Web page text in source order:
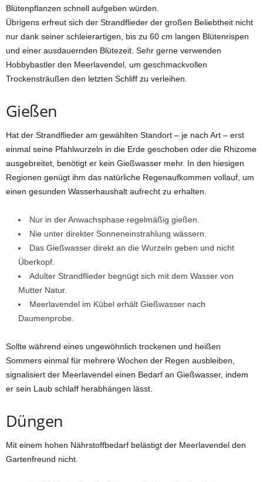
Blütenpflanzen schnell aufgeben würden.
Übrigens erfreut sich der Strandflieder der großen Beliebtheit nicht
nur dank seiner schleierartigen, bis zu 60 cm langen Blütenrispen
und einer ausdauernden Blütezeit. Sehr gerne verwenden
Hobbybastler den Meerlavendel, um geschmackvollen
Trockensträußen den letzten Schliff zu verleihen.
Gießen
Hat der Strandflieder am gewählten Standort – je nach Art – erst
einmal seine Pfahlwurzeln in die Erde geschoben oder die Rhizome
ausgebreitet, benötigt er kein Gießwasser mehr. In den hiesigen
Regionen genügt ihm das natürliche Regenaufkommen vollauf, um
einen gesunden Wasserhaushalt aufrecht zu erhalten.
Nur in der Anwachsphase regelmäßig gießen.
Nie unter direkter Sonneneinstrahlung wässern.
Das Gießwasser direkt an die Wurzeln geben und nicht
Überkopf.
Adulter Strandflieder begnügt sich mit dem Wasser von
Mutter Natur.
Meerlavendel im Kübel erhält Gießwasser nach
Daumenprobe.
Sollte während eines ungewöhnlich trockenen und heißen
Sommers einmal für mehrere Wochen der Regen ausbleiben,
signalisiert der Meerlavendel einen Bedarf an Gießwasser, indem
er sein Laub schlaff herabhängen lässt.
Düngen
Mit einem hohen Nährstoffbedarf belästigt der Meerlavendel den
Gartenfreund nicht.